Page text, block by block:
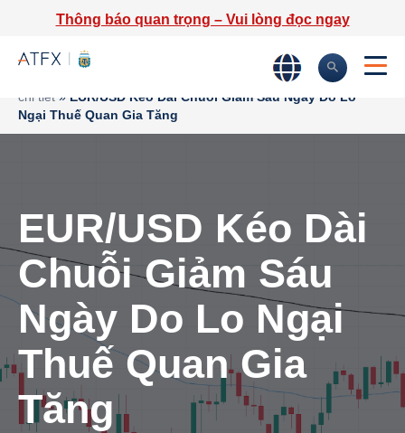
Thông báo quan trọng – Vui lòng đọc ngay
Tin tức thị trường & Thông tin
chi tiết » EUR/USD Kéo Dài Chuỗi Giảm Sáu Ngày Do Lo
Ngại Thuế Quan Gia Tăng
EUR/USD Kéo Dài
Chuỗi Giảm Sáu
Ngày Do Lo Ngại
Thuế Quan Gia
Tăng